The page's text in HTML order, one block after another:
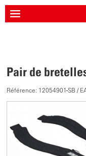
Pair de
Référence: 12054901-SB /